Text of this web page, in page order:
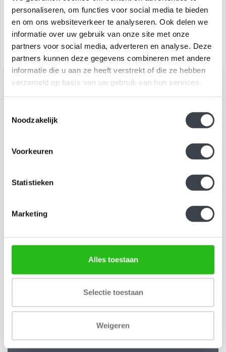
personaliseren, om functies voor social media te bieden
en om ons websiteverkeer te analyseren. Ook delen we
informatie over uw gebruik van onze site met onze
partners voor social media, adverteren en analyse. Deze
partners kunnen deze gegevens combineren met andere
informatie die u aan ze heeft verstrekt of die ze hebben
verzameld op basis van uw gebruik van hun services.
Noodzakelijk
Voorkeuren
Statistieken
Marketing
Alles toestaan
Selectie toestaan
Weigeren
€99,00
Kristallen Lelietje van dalen
naar ontwerp van Mats
€99,00
Dit kristallen klavertje vier van
Mats Jonasson staat symboo..
Abonneer
Kristal-Glas Leerdam
Kristal-Glas is de online Glas & Kristalwinkel voor al uw
Leerdamse Glaskunst en Kristal. Daarnaast kunt u ons
welkom! Geopend: Wo t/m Vrijdag 13-17 uur Zaterdag 10-17